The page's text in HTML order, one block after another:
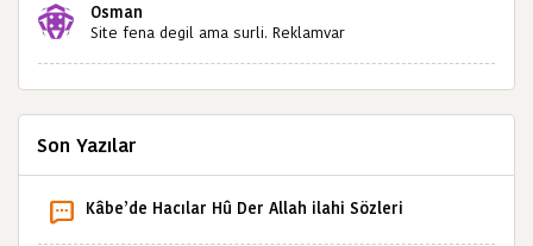
Osman
Site fena degil ama surli. Reklamvar
Son Yazılar
Kâbe’de Hacılar Hû Der Allah ilahi Sözleri